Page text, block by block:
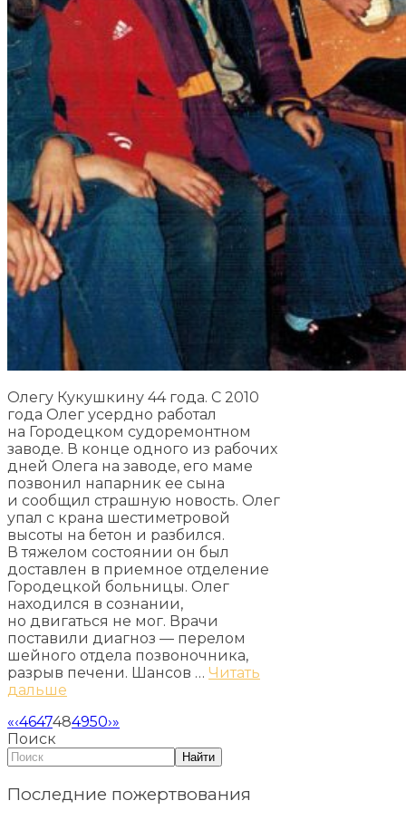
Олегу Кукушкину 44 года. С 2010
года Олег усердно работал
на Городецком судоремонтном
заводе. В конце одного из рабочих
дней Олега на заводе, его маме
позвонил напарник ее сына
и сообщил страшную новость. Олег
упал с крана шестиметровой
высоты на бетон и разбился.
В тяжелом состоянии он был
доставлен в приемное отделение
Городецкой больницы. Олег
находился в сознании,
но двигаться не мог. Врачи
поставили диагноз — перелом
шейного отдела позвоночника,
разрыв печени. Шансов … Читать
дальше
«‹4647484950›»
Поиск
Найти
Последние пожертвования